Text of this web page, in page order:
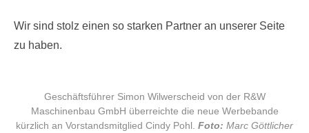
Wir sind stolz einen so starken Partner an unserer Seite
zu haben.
Geschäftsführer Simon Wilwerscheid von der R&W
Maschinenbau GmbH überreichte die neue Werbebande
kürzlich an Vorstandsmitglied Cindy Pohl. Foto: Marc Göttlicher